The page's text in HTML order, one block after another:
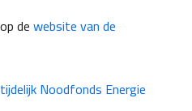
dewebsite van de
Noodfonds Energie